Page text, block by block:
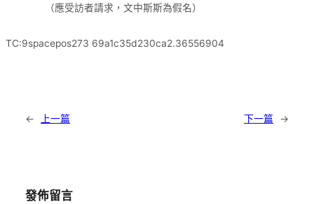
（應受訪者請求，文中斯斯為假名）
TC:9spacepos273 69a1c35d230ca2.36556904
← 上一篇 下一篇 →
發佈留言